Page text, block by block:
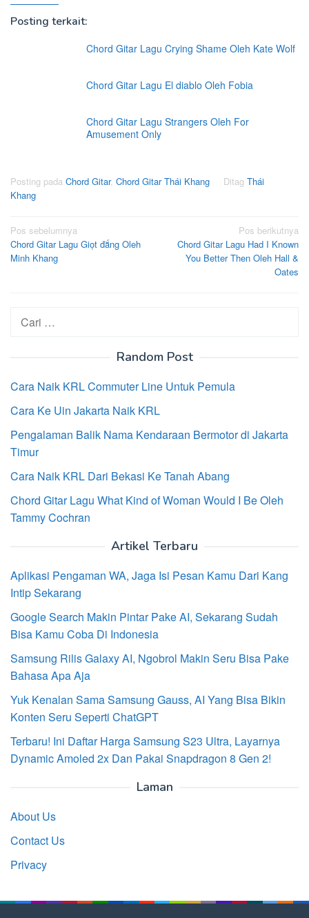
Posting terkait:
Chord Gitar Lagu Crying Shame Oleh Kate Wolf
Chord Gitar Lagu El diablo Oleh Fobia
Chord Gitar Lagu Strangers Oleh For
Amusement Only
Posting pada Chord Gitar, Chord Gitar Thái Khang Ditag Thái
Khang
Navigasi
pos
Pos sebelumnya
Chord Gitar Lagu Giọt đắng Oleh
Minh Khang
Pos berikutnya
Chord Gitar Lagu Had I Known
You Better Then Oleh Hall &
Oates
Cari
untuk:
Random Post
Cara Naik KRL Commuter Line Untuk Pemula
Cara Ke Uin Jakarta Naik KRL
Pengalaman Balik Nama Kendaraan Bermotor di Jakarta
Timur
Cara Naik KRL Dari Bekasi Ke Tanah Abang
Chord Gitar Lagu What Kind of Woman Would I Be Oleh
Tammy Cochran
Artikel Terbaru
Aplikasi Pengaman WA, Jaga Isi Pesan Kamu Dari Kang
Intip Sekarang
Google Search Makin Pintar Pake AI, Sekarang Sudah
Bisa Kamu Coba Di Indonesia
Samsung Rilis Galaxy AI, Ngobrol Makin Seru Bisa Pake
Bahasa Apa Aja
Yuk Kenalan Sama Samsung Gauss, AI Yang Bisa Bikin
Konten Seru Seperti ChatGPT
Terbaru! Ini Daftar Harga Samsung S23 Ultra, Layarnya
Dynamic Amoled 2x Dan Pakai Snapdragon 8 Gen 2!
Laman
About Us
Contact Us
Privacy